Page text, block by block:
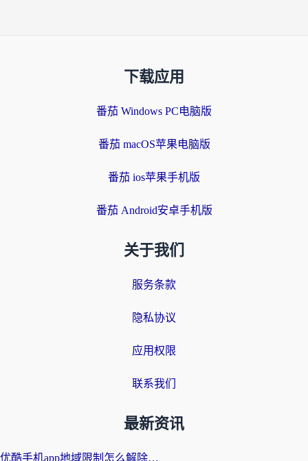
下载应用
番茄 Windows PC电脑版
番茄 macOS苹果电脑版
番茄 ios苹果手机版
番茄 Android安卓手机版
关于我们
服务条款
隐私协议
应用权限
联系我们
最新资讯
优酷手机app地域限制怎么解除？海外党亲测有效的追剧方案